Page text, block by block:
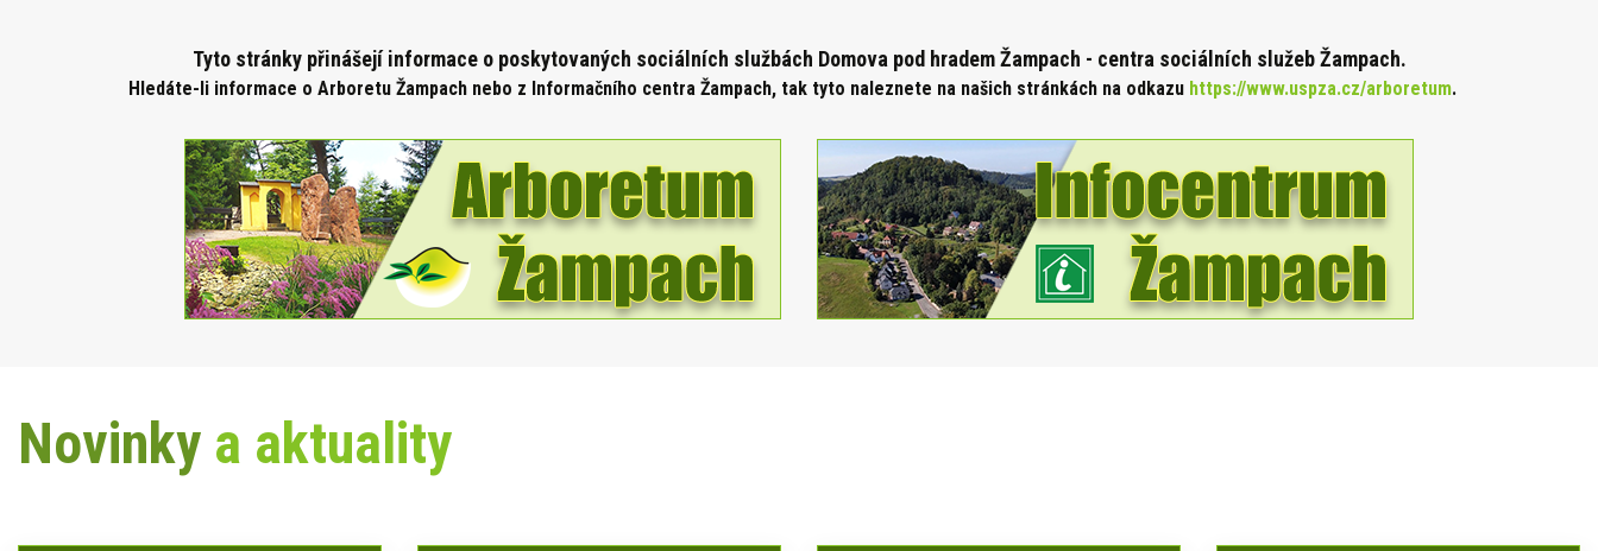
Tyto stránky přinášejí informace o poskytovaných sociálních službách Domova pod hradem Žampach - centra sociálních služeb Žampach.
Hledáte-li informace o Arboretu Žampach nebo z Informačního centra Žampach, tak tyto naleznete na našich stránkách na odkazu https://www.uspza.cz/arboretum.
Novinky a aktuality